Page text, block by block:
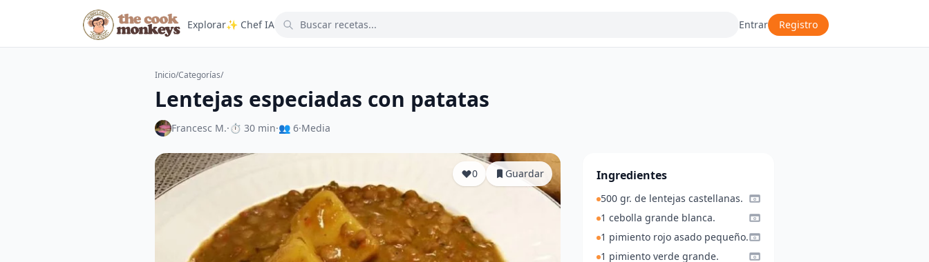
Explorar✨ Chef IA Entrar Registro
Inicio/Categorías/
Lentejas especiadas con patatas
Francesc M.·⏱ 30 min·👥 6·Media
0 Guardar Ingredientes
500 gr. de lentejas castellanas.
1 cebolla grande blanca.
1 pimiento rojo asado pequeño.
1 pimiento verde grande.